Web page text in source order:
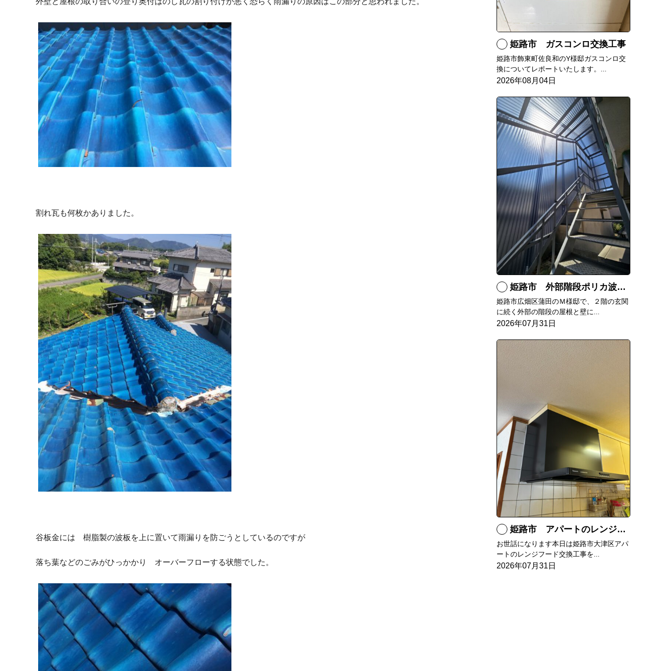
割れ瓦も何枚かありました。
谷板金には 樹脂製の波板を上に置いて雨漏りを防ごうとしているのですが
落ち葉などのごみがひっかかり オーバーフローする状態でした。
姫路市 ガスコンロ交換工事
姫路市飾東町佐良和のY様邸ガスコンロ交
換についてレポートいたします。...
2026年08月04日
姫路市 外部階段ポリカ波板張替工事
姫路市広畑区蒲田のＭ様邸で、２階の玄関
に続く外部の階段の屋根と壁に...
2026年07月31日
姫路市 アパートのレンジフード交換
お世話になります本日は姫路市大津区アパ
ートのレンジフード交換工事を...
2026年07月31日